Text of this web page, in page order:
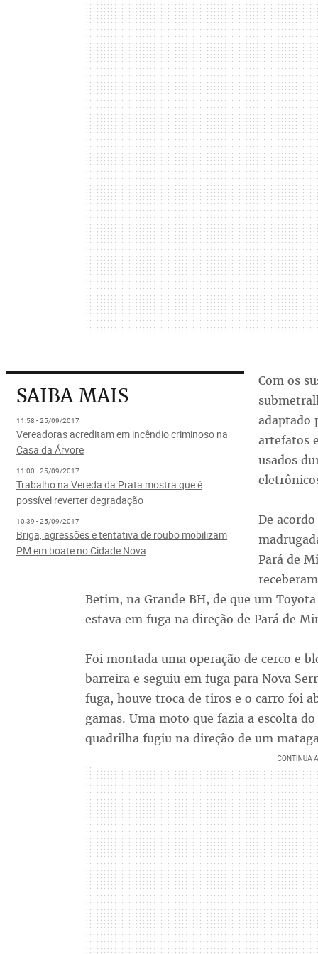
SAIBA MAIS
11:58 - 25/09/2017
Vereadoras acreditam em incêndio criminoso na
Casa da Árvore
11:00 - 25/09/2017
Trabalho na Vereda da Prata mostra que é
possível reverter degradação
10:39 - 25/09/2017
Briga, agressões e tentativa de roubo mobilizam
PM em boate no Cidade Nova
Com os
adaptado
artefatos
usados
De
Pará de
Betim, na Grande BH, de que um
estava em fuga na direção de Pará de
Foi montada uma operação de cerco e
barreira e seguiu em fuga para Nova
fuga, houve troca de tiros e o carro foi
gamas. Uma moto que fazia a escolta
quadrilha fugiu na direção de um